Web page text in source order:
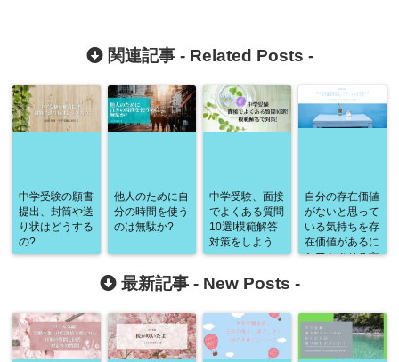
関連記事 - Related Posts -
中学受験の願書
提出、封筒や送
り状はどうする
の?
他人のために自
分の時間を使う
のは無駄か?
中学受験、面接
でよくある質問
10選!模範解答
対策をしよう
自分の存在価値
がないと思って
いる気持ちを存
在価値があるに
シフトさせる方
最新記事 - New Posts -